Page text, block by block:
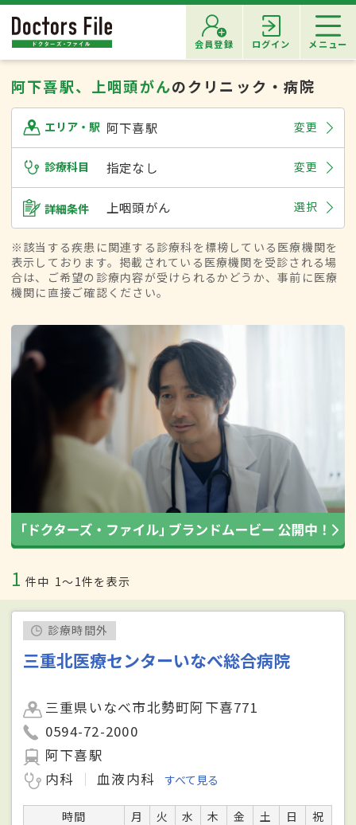
会員登録 ログイン メニュー
阿下喜駅、上咽頭がんのクリニック・病院
エリア・駅 阿下喜駅 変更
診療科目 指定なし 変更
詳細条件 上咽頭がん 選択
※該当する疾患に関連する診療科を標榜している医療機関を
表示しております。掲載されている医療機関を受診される場
合は、ご希望の診療内容が受けられるかどうか、事前に医療
機関に直接ご確認ください。
1 件中 1〜1件を表示
診療時間外
三重北医療センターいなべ総合病院
三重県いなべ市北勢町阿下喜771
0594-72-2000
阿下喜駅
内科
血液内科 すべて見る
時間 月 火 水 木 金 土 日
祝